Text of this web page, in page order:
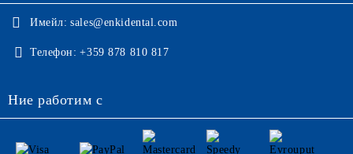
Имейл: sales@enkidental.com
Телефон: +359 878 810 817
Ние работим с